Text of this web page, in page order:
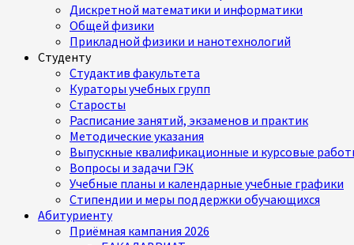
Дискретной математики и информатики
Общей физики
Прикладной физики и нанотехнологий
Студенту
Студактив факультета
Кураторы учебных групп
Старосты
Расписание занятий, экзаменов и практик
Методические указания
Выпускные квалификационные и курсовые
Вопросы и задачи ГЭК
Учебные планы и календарные учебные графики
Стипендии и меры поддержки обучающихся
Абитуриенту
Приёмная кампания 2026